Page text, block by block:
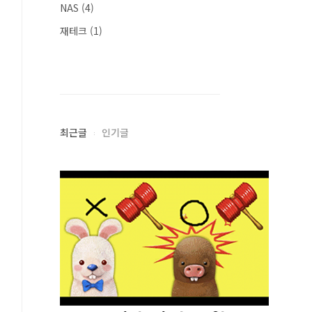
NAS (4)
재테크 (1)
최근글 인기글